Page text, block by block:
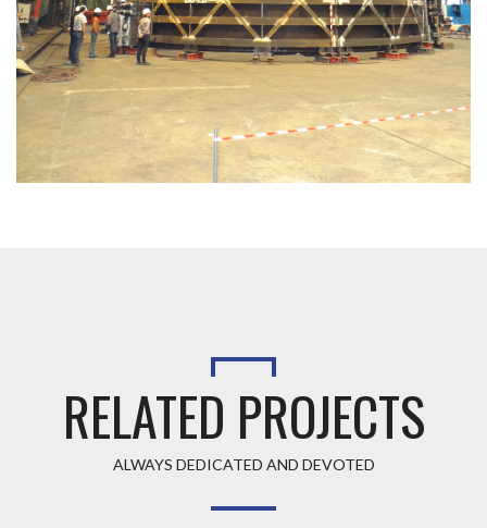
RELATED PROJECTS
ALWAYS DEDICATED AND DEVOTED